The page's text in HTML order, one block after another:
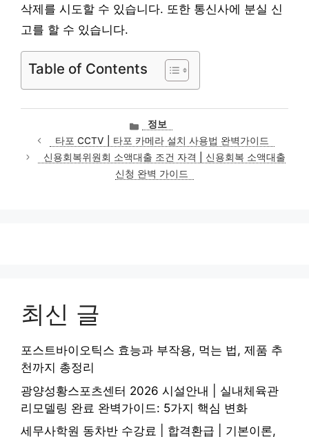
삭제를 시도할 수 있습니다. 또한 통신사에 분실 신
고를 할 수 있습니다.
Table of Contents
카
테
고
리
정보
타포 CCTV | 타포 카메라 설치 사용법 완벽가이드
신용회복위원회 소액대출 조건 자격 | 신용회복 소액대출
신청 완벽 가이드
최신 글
포스트바이오틱스 효능과 부작용, 먹는 법, 제품 추
천까지 총정리
광양성황스포츠센터 2026 시설안내 | 실내체육관
리모델링 완료 완벽가이드: 5가지 핵심 변화
세무사학원 동차반 수강료 | 합격환급 | 기본이론,